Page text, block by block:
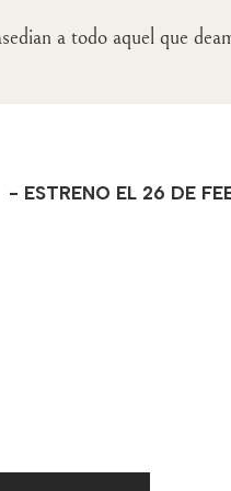
a todo aquel que
- ESTRENO EL 26 DE